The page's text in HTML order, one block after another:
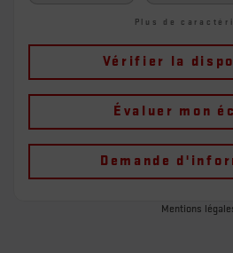
Plus de
Vérifier la
Évaluer mon
Demande
Mentions